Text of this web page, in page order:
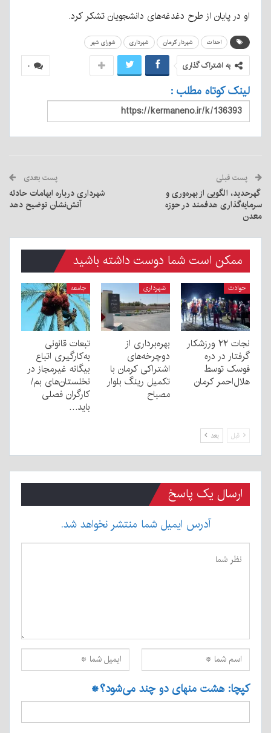
او در پایان از طرح دغدغه‌های دانشجویان تشکر کرد.
احداث شهردار کرمان شهرداری شورای شهر
۰ به اشتراک گذاری
لینک کوتاه مطلب :
پست قبلی
گهرحدید، الگویی از بهره‌وری و
سرمایه‌گذاری هدفمند در حوزه
معدن
پست بعدی
شهرداری درباره ابهامات حادثه
آتش‌نشان توضیح دهد
ممکن است شما دوست داشته باشید
حوادث
نجات ۲۲ ورزشکار
گرفتار در دره
فوسک توسط
هلال‌احمر کرمان
شهرداری
بهره‌برداری از
دوچرخه‌های
اشتراکی کرمان با
تکمیل رینگ بلوار
مصباح
جامعه
تبعات قانونی
به‌کارگیری اتباع
بیگانه غیرمجاز در
نخلستان‌های بم/
کارگران فصلی
باید…
قبل بعد
ارسال یک پاسخ
آدرس ایمیل شما منتشر نخواهد شد.
کپچا: هشت منهای دو چند می‌شود؟*